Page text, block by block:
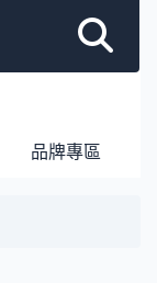
品牌專區